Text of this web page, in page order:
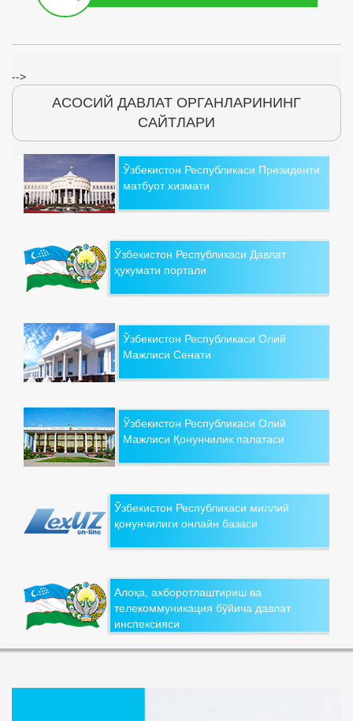
-->
АСОСИЙ ДАВЛАТ ОРГАНЛАРИНИНГ
САЙТЛАРИ
Ўзбекистон Республикаси Президенти
матбуот хизмати
Ўзбекистон Республикаси Давлат
ҳукумати портали
Ўзбекистон Республикаси Олий
Мажлиси Сенати
Ўзбекистон Республикаси Олий
Мажлиси Қонунчилик палатаси
Ўзбекистон Республикаси миллий
қонунчилиги онлайн базаси
Алоқа, ахборотлаштириш ва
телекоммуникация бўйича давлат
инспексияси